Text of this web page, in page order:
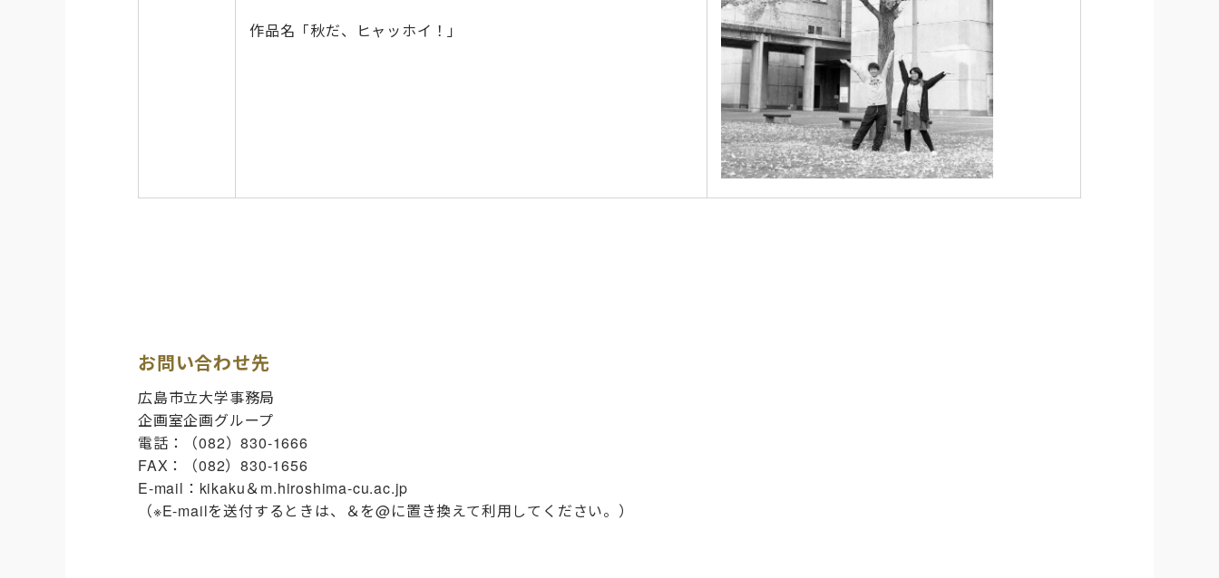
作品名「秋だ、ヒャッホイ！」
お問い合わせ先
広島市立大学事務局
企画室企画グループ
電話：（082）830-1666
FAX：（082）830-1656
E-mail：kikaku＆m.hiroshima-cu.ac.jp
（※E-mailを送付するときは、＆を@に置き換えて利用してください。）